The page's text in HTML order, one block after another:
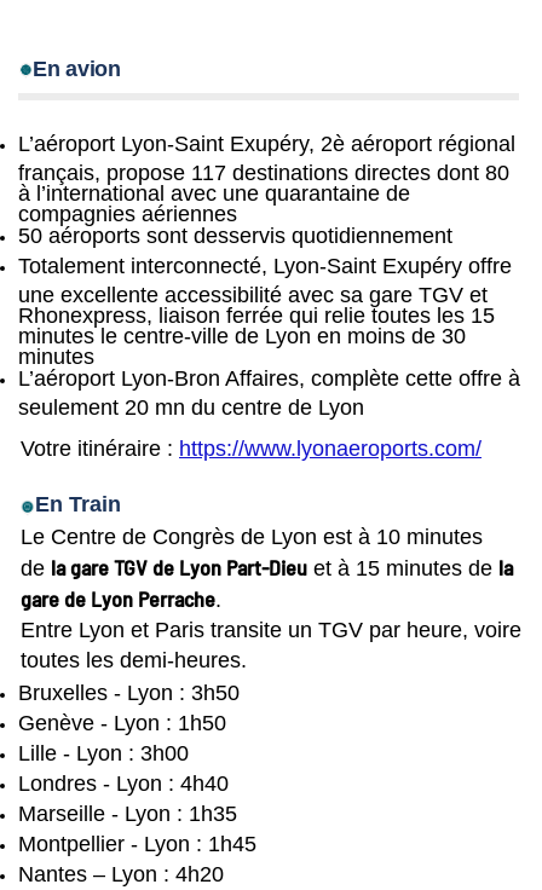
En avion
L’aéroport Lyon-Saint Exupéry, 2è aéroport régional
français, propose 117 destinations directes dont 80
à l’international avec une quarantaine de
compagnies aériennes
50 aéroports sont desservis quotidiennement
Totalement interconnecté, Lyon-Saint Exupéry offre
une excellente accessibilité avec sa gare TGV et
Rhonexpress, liaison ferrée qui relie toutes les 15
minutes le centre-ville de Lyon en moins de 30
minutes
L’aéroport Lyon-Bron Affaires, complète cette offre à
seulement 20 mn du centre de Lyon
Votre itinéraire : https://www.lyonaeroports.com/
En Train
Le Centre de Congrès de Lyon est à 10 minutes
de la gare TGV de Lyon Part-Dieu et à 15 minutes de la
gare de Lyon Perrache.
Entre Lyon et Paris transite un TGV par heure, voire
toutes les demi-heures.
Bruxelles - Lyon : 3h50
Genève - Lyon : 1h50
Lille - Lyon : 3h00
Londres - Lyon : 4h40
Marseille - Lyon : 1h35
Montpellier - Lyon : 1h45
Nantes – Lyon : 4h20